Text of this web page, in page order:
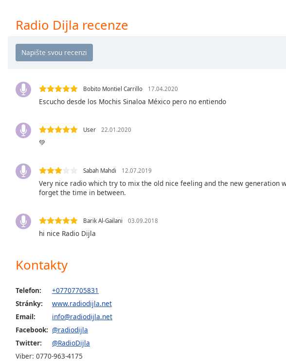
Playback
Chapters
Descriptions
off
selected
subtitles
settings,
opens
settings
dialog
subtitles
Picture-
Picture
Fullscreen
Radio Dijla recenze
Bobito Montiel Carrillo 17.04.2020
Escucho desde los Mochis Sinaloa México pero no entiendo
User 22.01.2020
💚
Sabah Mahdi 12.07.2019
Very nice radio which try to mix the old nice feeling and the new generation
forget the time in between.
Barik Al-Gailani 03.09.2018
hi nice Radio Dijla
Kontakty
Telefon:
+07707705831
Stránky:
www.radiodijla.net
Email:
info@radiodijla.net
Facebook: @radiodijla
Twitter:
@RadioDijla
Viber: 0770-963-4175